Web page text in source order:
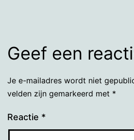
Geef een
Je e-mailadres wordt niet
velden zijn gemarkeerd met *
Reactie *